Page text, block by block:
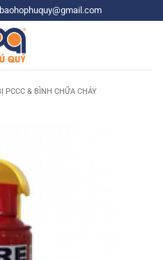
baohophuquy@gmail.com
PCCC & BÌNH CHỮA CHÁY